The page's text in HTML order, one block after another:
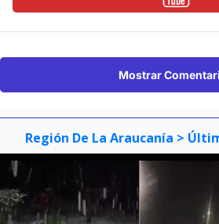
Mostrar
Región De La Araucanía >